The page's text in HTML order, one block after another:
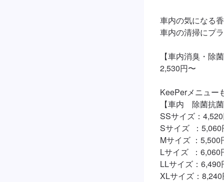
車内の気になる
車内の清掃にプ
【車内消臭・除
2,530円〜
KeePerメニュー
【車内　除菌抗
SSサイズ：
Sサイズ  ：5,060
Mサイズ ：5,500
Lサイズ  ：6,060
LLサイズ：6,490
XLサイズ：8,240